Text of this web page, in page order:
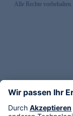
Alle Rechte